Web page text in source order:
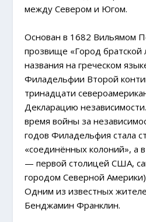
между Севером и Югом.
Основан в 1682 Вильямом
прозвище «Город братской
названия на греческом
Филадельфии Второй
тринадцати
Декларацию
время войны за
годов Филадельфия стала
«соединённых колоний», а
— первой столицей США,
городом Северной
Одним из известных
Бенджамин Франклин.